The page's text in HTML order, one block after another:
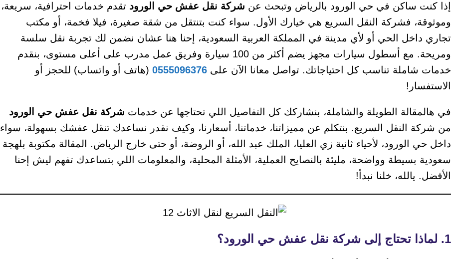
إذا كنت ساكن في حي الورود بالرياض وتبحث عن شركة نقل عفش حي الورود تقدم خدمات احترافية، سريعة،
وموثوقة، فشركة النقل السريع هي خيارك الأول. سواء كنت بتنتقل من شقة صغيرة، فيلا فخمة، أو مكتب
تجاري داخل الحي أو لأي مدينة في المملكة العربية السعودية، إحنا هنا عشان نضمن لك تجربة نقل سلسة
ومريحة. مع أسطول سيارات مجهز يضم أكثر من 100 سيارة وفريق عمل مدرب على أعلى مستوى، بنقدم
خدمات شاملة تناسب كل احتياجاتك. تواصل معانا الآن على 0555096376 (هاتف أو واتساب) للحجز أو
الاستفسار!
في هالمقالة الطويلة والشاملة، بنشاركك كل التفاصيل اللي تحتاجها عن خدمات شركة نقل عفش حي الورود
من شركة النقل السريع. بنتكلم عن مميزاتنا، خدماتنا، أسعارنا، وكيف نقدر نساعدك تنقل عفشك بسهولة، سواء
داخل حي الورود، لأحياء ثانية زي العليا، الملك عبد الله، أو الروضة، أو حتى خارج الرياض. المقالة مكتوبة بلهجة
سعودية بسيطة وواضحة، مليئة بالنصايح العملية، الأمثلة المحلية، والمعلومات اللي بتساعدك تفهم ليش إحنا
الأفضل. يالله، خلنا نبدأ!
1. لماذا تحتاج إلى شركة نقل عفش حي الورود؟